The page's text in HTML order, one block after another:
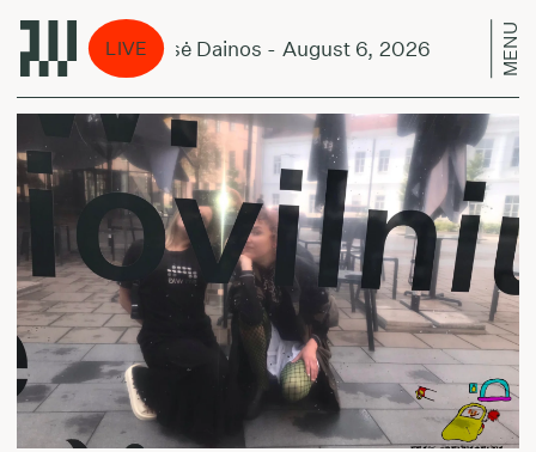
LIVEPusė Dainos - August 6, 2026 MENU